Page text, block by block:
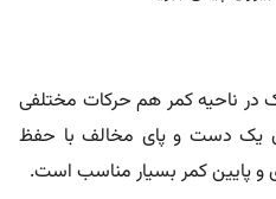
در ناحیه کمر هم حرکات مختلفی
یک دست و پای مخالف با حفظ
و پایین کمر بسیار مناسب است.